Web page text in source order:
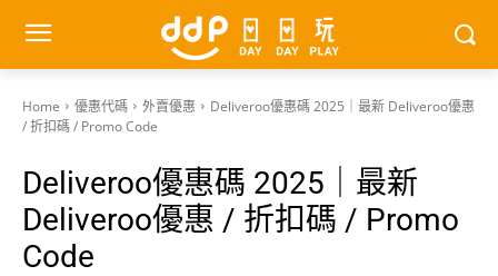
Home 優惠代碼 外賣優惠
Deliveroo優惠碼 2025｜最新 Deliveroo優惠
/ 折扣碼 / Promo Code
Deliveroo優惠碼 2025｜最新
Deliveroo優惠 / 折扣碼 / Promo
Code